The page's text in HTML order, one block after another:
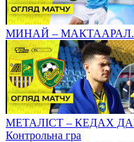
МИНАЙ – МАКТААРАЛ.
МЕТАЛІСТ – КЕДАХ
Контрольна гра